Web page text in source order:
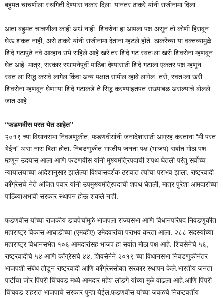
बहुमत चाचणीला स्थगिती देण्यास नकार दिला. यानंतर ठाकरे यांनी राजीनामा दिला.
आता बहुमत चाचणीला काही अर्थ नाही. शिवसेना हा आपला पक्ष असून तो कोणी हिरावून
घेऊ शकत नाही, असे ठाकरे यांनी राजीनामा देताना म्हटले होते. ठाकरेंच्या या वक्तव्यामुळे
शिंदे गटापुढे नवे आव्हान उभे राहिले आहे.खरे तर शिंदे गट स्वतःला खरी शिवसेना म्हणवून
घेत आहे. मात्र, सरकार स्थापनेपूर्वी पाठिंबा देण्यासाठी शिंदे गटाला एकतर पक्ष म्हणून
स्वत:ला सिद्ध करावे लागेल किंवा अन्य पक्षात सामील व्हावे लागेल. तसे, स्वतःला खरी
शिवसेना म्हणवून घेणाऱ्या शिंदे गटाकडे ते सिद्ध करण्याइतपत संख्याबळ असल्याचे बोलले
जात आहे.
“फडणवीस परत येत आहेत”
२०१९ च्या विधानसभा निवडणुकीत, फडणवीसांनी जनादेशासाठी आग्रह करताना “मी परत
येईन” असा नारा दिला होता. निवडणुकीत भारतीय जनता पक्ष (भाजप) सर्वात मोठा पक्ष
म्हणून उदयास आला आणि फडणवीस यांनी मुख्यमंत्रिपदाची शपथ घेतली परंतु सर्वोच्च
न्यायालयाच्या आदेशानुसार झालेल्या विश्वासदर्शक ठरावात त्यांचा पराभव झाला. राष्ट्रवादी
काँग्रेसचे नेते अजित पवार यांनी उपमुख्यमंत्रिपदाची शपथ घेतली, मात्र पुरेशा आमदारांच्या
पाठिंब्याअभावी सरकार स्थापन होऊ शकले नाही.
फडणवीस यांच्या राजकीय डावपेचांमुळे भाजपला राज्यसभा आणि विधानपरिषद निवडणुकीत
महाराष्ट्र विकास आघाडीच्या (एमव्हीए) उमेदवारांचा पराभव करता आला. २८८ सदस्यांच्या
महाराष्ट्र विधानसभेत १०६ आमदारांसह भाजप हा सर्वात मोठा पक्ष आहे. शिवसेनेचे ५६,
राष्ट्रवादीचे ५४ आणि काँग्रेसचे ४४. शिवसेनेने २०१९ च्या विधानसभा निवडणुकीनंतर
भाजपशी संबंध तोडून राष्ट्रवादी आणि काँग्रेससोबत सरकार स्थापन केले.भारतीय जनता
पार्टीचा जोर पिंपरी चिंचवड मध्ये आमदार महेश लांडगे यांच्या मुळे वाढला आहे.आणि पिंपरी
चिंचवड शहरात भाजपाचे सरकार पुन्हा येईल.फडणवीस यांच्या जवळचे निकटवर्तीय